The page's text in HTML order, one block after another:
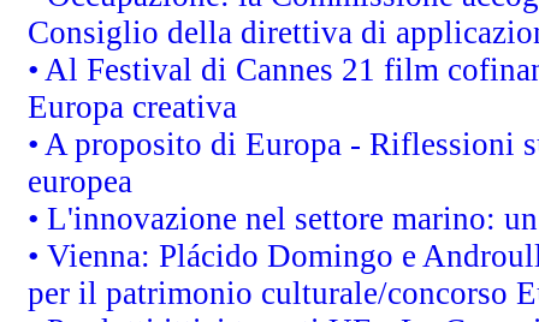
Consiglio della direttiva di
• Al Festival di Cannes 21 film
Europa creativa
• A proposito di Europa - Riflessioni
europea
• L'innovazione nel settore marino:
• Vienna: Plácido Domingo e
per il patrimonio culturale/concorso